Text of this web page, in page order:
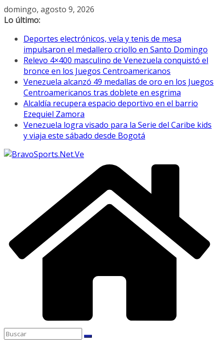
Saltar
al
domingo, agosto 9, 2026
Lo último:
Deportes electrónicos, vela y tenis de mesa
impulsaron el medallero criollo en Santo Domingo
Relevo 4×400 masculino de Venezuela conquistó el
bronce en los Juegos Centroamericanos
Venezuela alcanzó 49 medallas de oro en los Juegos
Centroamericanos tras doblete en esgrima
Alcaldía recupera espacio deportivo en el barrio
Ezequiel Zamora
Venezuela logra visado para la Serie del Caribe kids
y viaja este sábado desde Bogotá